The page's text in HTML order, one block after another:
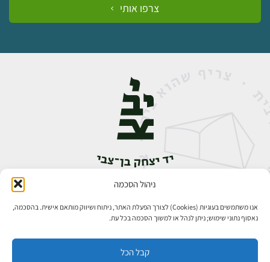
ניהול הסכמה
אנו משתמשים בעוגיות (Cookies) לצורך הפעלת האתר, ניתוח ושיווק מותאם אישית. בהסכמה,
נאסוף נתוני שימוש; ניתן לנהל או למשוך הסכמה בכל עת.
קבל הכל
צרפו אותי
אבן גבירול 14, רחביה, ירושלים